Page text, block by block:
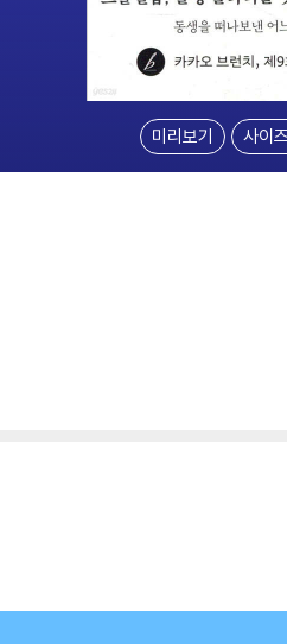
미리보기 사이